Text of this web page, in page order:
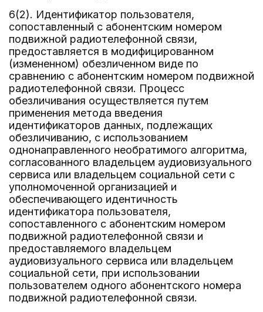
6(2). Идентификатор пользователя,
сопоставленный с абонентским номером
подвижной радиотелефонной связи,
предоставляется в модифицированном
(измененном) обезличенном виде по
сравнению с абонентским номером подвижной
радиотелефонной связи. Процесс
обезличивания осуществляется путем
применения метода введения
идентификаторов данных, подлежащих
обезличиванию, с использованием
однонаправленного необратимого алгоритма,
согласованного владельцем аудиовизуального
сервиса или владельцем социальной сети с
уполномоченной организацией и
обеспечивающего идентичность
идентификатора пользователя,
сопоставленного с абонентским номером
подвижной радиотелефонной связи и
предоставляемого владельцем
аудиовизуального сервиса или владельцем
социальной сети, при использовании
пользователем одного абонентского номера
подвижной радиотелефонной связи.